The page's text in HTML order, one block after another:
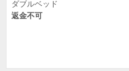
ダブルベッド
返金不可